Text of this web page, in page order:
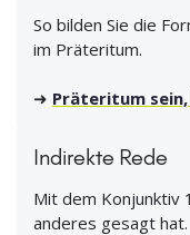
So bilden Sie die
im Präteritum.
➜ Präteritum
Indirekte Rede
Mit dem Konjunktiv
anderes gesagt hat.